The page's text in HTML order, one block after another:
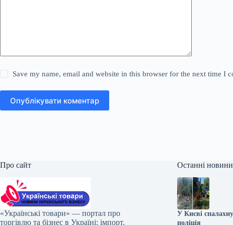
Save my name, email and website in this browser for the next time I
Опублікувати коментар
Про сайт
«Українські товари» — портал про
торгівлю та бізнес в Україні: імпорт,
Останні новини
У Києві
поліція